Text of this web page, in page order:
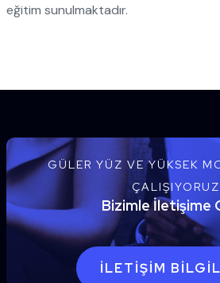
eğitim sunulmaktadır.
GÜLER YÜZ VE YÜKSEK
Bizimle İletişime
İLETIŞIM